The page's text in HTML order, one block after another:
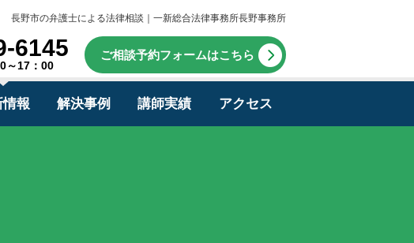
長野市の弁護士による法律相談｜一新総合法律事務所長野事務所
6145
～17：00
ご相談予約フォームはこちら
報 解決事例 講師実績 アクセス